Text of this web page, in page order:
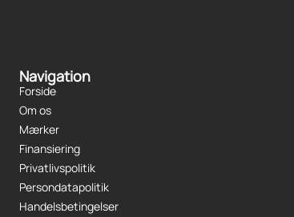
Navigation
Forside
Om os
Mærker
Finansiering
Privatlivspolitik
Persondatapolitik
Handelsbetingelser